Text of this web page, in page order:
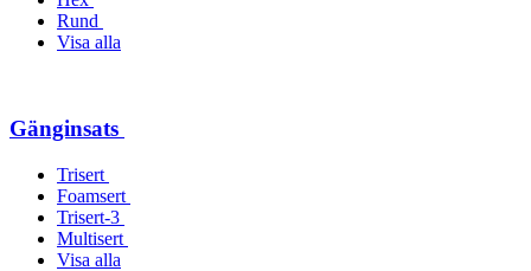
Rund
Visa alla
Gänginsats
Trisert
Foamsert
Trisert-3
Multisert
Visa alla